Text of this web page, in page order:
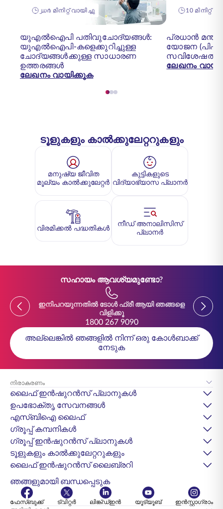
൰൪ മിനിറ്റ് വായിച്ചു
യുഎൽഐപി പതിവുചോദ്യങ്ങൾ:
യുഎൽഐപി-കളെക്കുറിച്ചുള്ള
ചോദ്യങ്ങൾക്കുള്ള സാധാരണ
ഉത്തരങ്ങൾ
ലേഖനം വായിക്കുക
10 മിനിറ്റ്
പ്രധാൻ
യോജന
ലേഖനം
ടൂളുകളും കാൽക്കുലേറ്ററുകളും
മനുഷ്യ ജീവിത
മൂല്യം കാൽക്കുലേറ്റർ
കുട്ടികളുടെ
വിദ്യാഭ്യാസ പ്ലാനർ
വിരമിക്കൽ പദ്ധതികൾ
നീഡ് അനാലിസിസ്
പ്ലാനർ
സഹായം ആവശ്യമുണ്ടോ?
Previousഇനിപറയുന്നതിൽ ടോൾ ഫ്രീ ആയി ഞങ്ങളെ
വിളിക്കൂ
1800 267 9090
Previous
അല്ലെങ്കിൽ ഞങ്ങളിൽ നിന്ന് ഒരു കോൾബാക്ക്
നേടുക
നിരാകരണം
ലൈഫ് ഇൻഷുറൻസ് പ്ലാനുകൾ
ഉപഭോക്തൃ സേവനങ്ങൾ
എസ്‌ബിഐ ലൈഫ്
ഗ്രൂപ്പ് കമ്പനികൾ
ഗ്രൂപ്പ് ഇൻഷുറൻസ് പ്ലാനുകൾ
ടൂളുകളും കാൽക്കുലേറ്ററുകളും
ലൈഫ് ഇൻഷുറൻസ് ലൈബ്രറി
ഞങ്ങളുമായി ബന്ധപ്പെടുക
ഫേസ്ബുക്ക് ട്വിറ്റർ ലിങ്ക്ഡ്ഇൻ യൂട്യൂബ്
ഇൻസ്റ്റാഗ്രാം